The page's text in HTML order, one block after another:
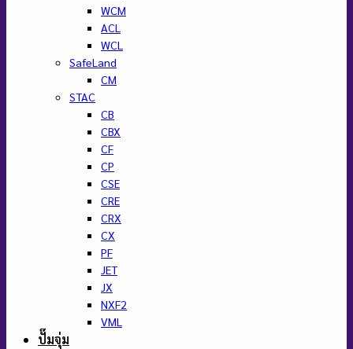
WCM
ACL
WCL
SafeLand
CM
STAC
CB
CBX
CF
CP
CSE
CRE
CRX
CX
PF
JET
JX
NXF2
VML
ปั๊มจุ่ม